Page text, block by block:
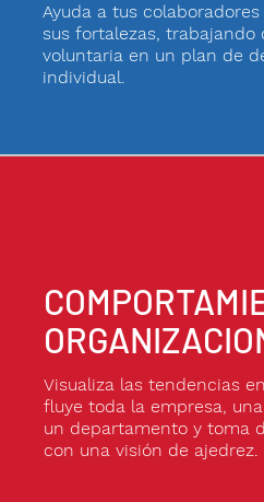
Ayuda a tus
sus fortalezas, trabajando
voluntaria en un plan de
individual.
Visualiza las tendencias
fluye toda la empresa,
un departamento y toma
con una visión de ajedrez.